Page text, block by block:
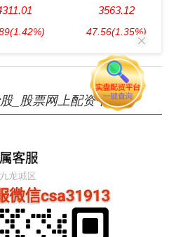
(1.42%)
3563.12
47.56(1.35%)
_股票网上配资平